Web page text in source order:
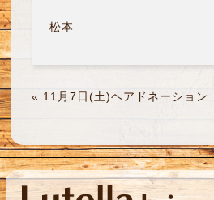
松本
« 11月7日(土)ヘアドネーション